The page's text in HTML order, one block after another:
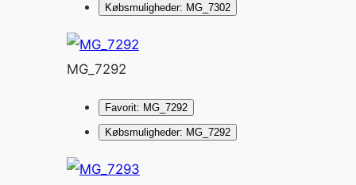
Købsmuligheder: MG_7302
MG_7292
Favorit: MG_7292
Købsmuligheder: MG_7292